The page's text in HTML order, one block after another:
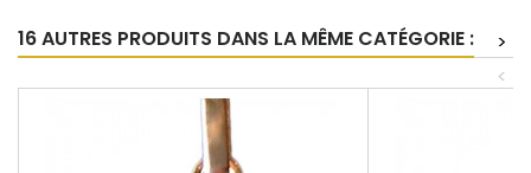
16 AUTRES PRODUITS DANS LA MÊME CATÉGORIE :
>
<